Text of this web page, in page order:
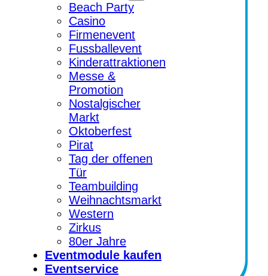
Beach Party
Casino
Firmenevent
Fussballevent
Kinderattraktionen
Messe &
Promotion
Nostalgischer
Markt
Oktoberfest
Pirat
Tag der offenen
Tür
Teambuilding
Weihnachtsmarkt
Western
Zirkus
80er Jahre
Eventmodule kaufen
Eventservice